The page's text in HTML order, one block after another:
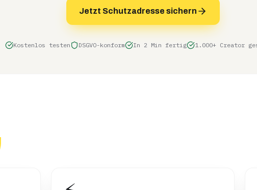
Jetzt Schutzadresse sichern
Kostenlos testen DSGVO-konform In 2 Min fertig 1.000+ Creator